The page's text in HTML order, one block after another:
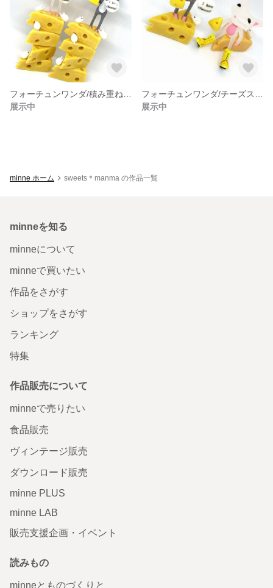
展示中
展示中
minne ホーム sweets＊manma の作品一覧
minneを知る
minneについて
minneで買いたい
作品をさがす
ショップをさがす
ランキング
特集
作品販売について
minneで売りたい
食品販売
ヴィンテージ販売
ダウンロード販売
minne PLUS
minne LAB
販売支援企画・イベント
読みもの
minneとものづくりと